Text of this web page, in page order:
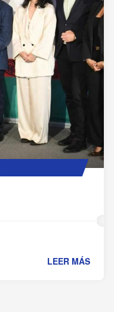
LEER MÁS